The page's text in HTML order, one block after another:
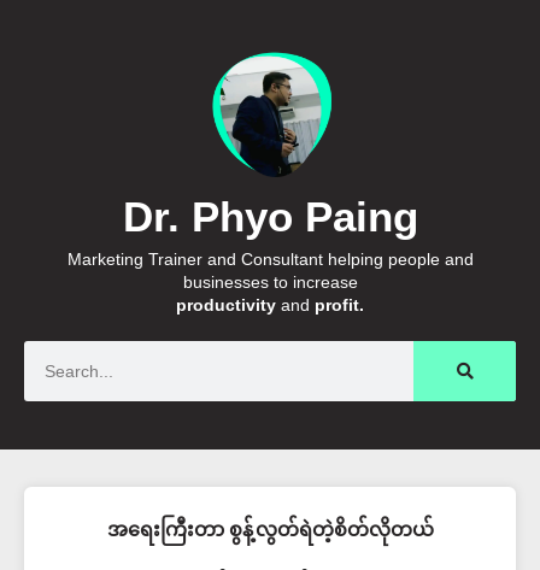
Dr. Phyo Paing
Marketing Trainer and Consultant helping people and
businesses to increase
productivity and profit.
အရေးကြီးတာ စွန့်လွတ်ရဲတဲ့စိတ်လိုတယ်